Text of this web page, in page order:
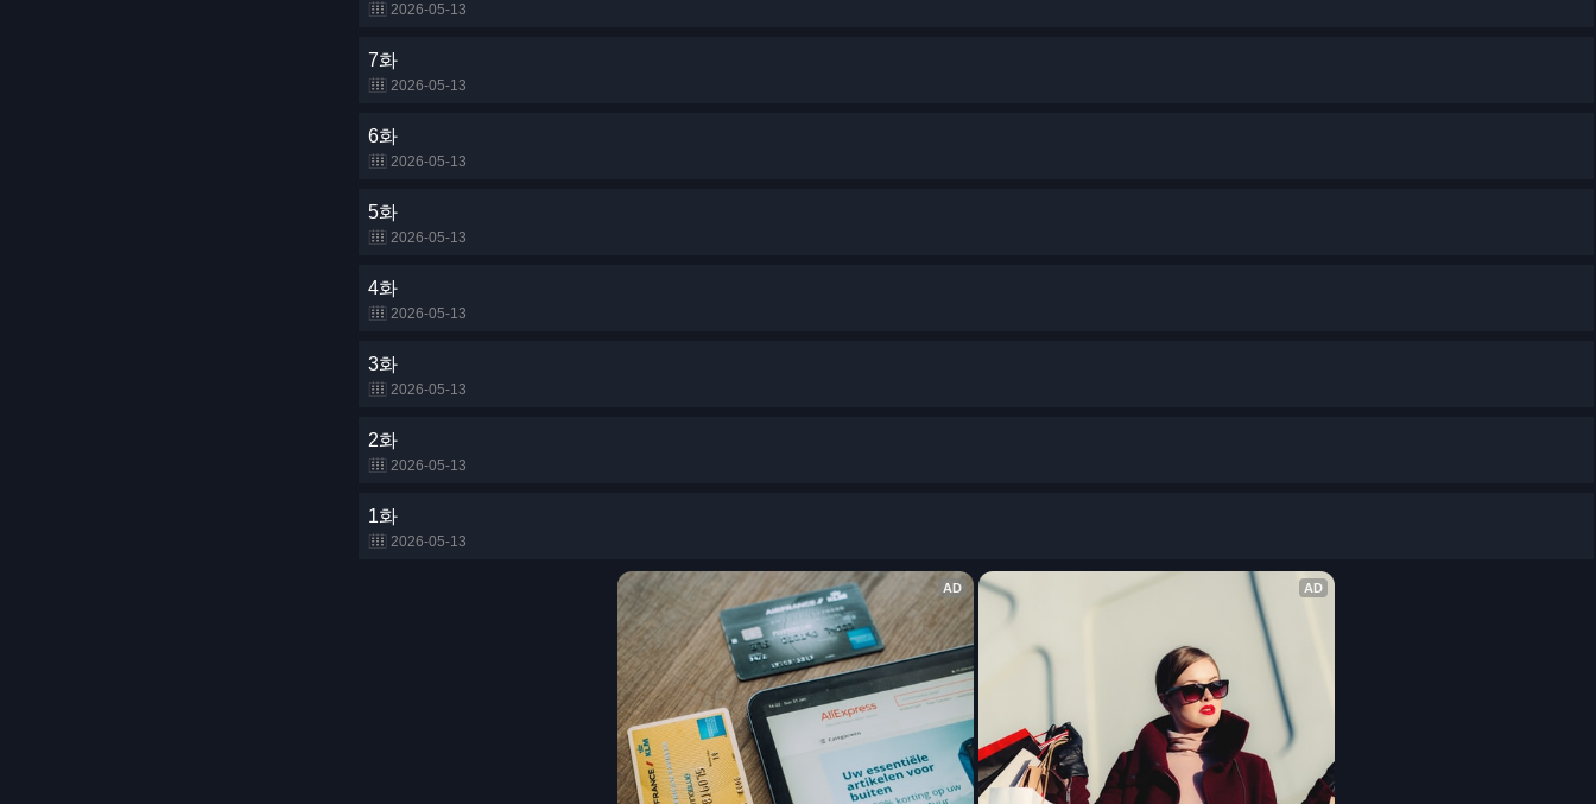
2026-05-13
7화
2026-05-13
6화
2026-05-13
5화
2026-05-13
4화
2026-05-13
3화
2026-05-13
2화
2026-05-13
1화
2026-05-13